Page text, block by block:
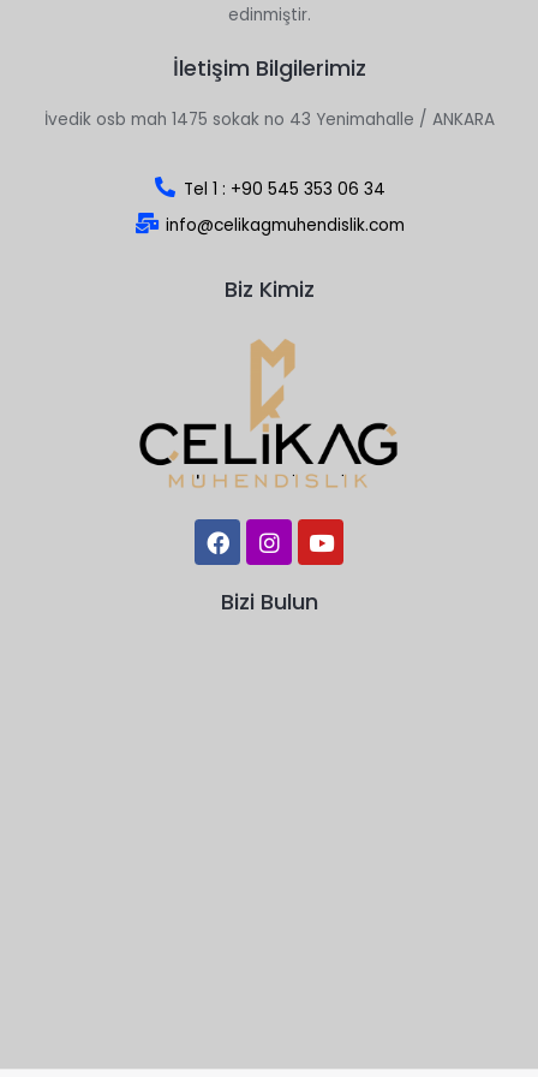
edinmiştir.
İletişim Bilgilerimiz
İvedik osb mah 1475 sokak no 43 Yenimahalle / ANKARA
Tel 1 : +90 545 353 06 34
info@celikagmuhendislik.com
Biz Kimiz
Bizi Bulun